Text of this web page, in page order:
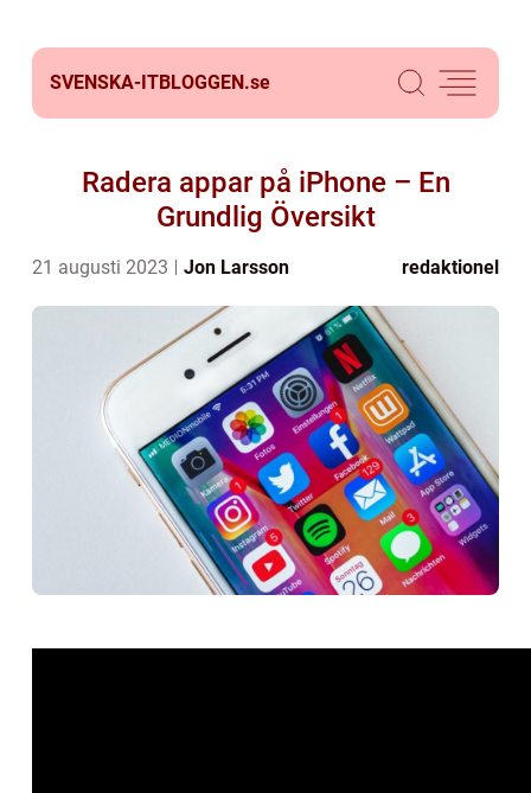
SVENSKA-ITBLOGGEN.se
Radera appar på iPhone – En
Grundlig Översikt
21 augusti 2023 Jon Larsson redaktionel